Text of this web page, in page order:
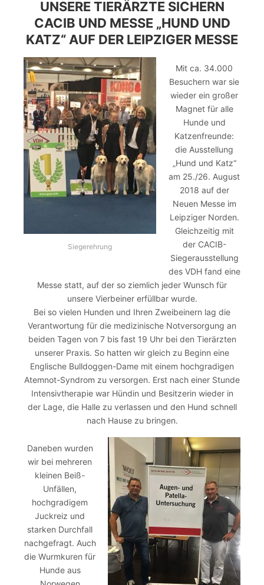
UNSERE TIERÄRZTE SICHERN
CACIB UND MESSE „HUND UND
KATZ“ AUF DER LEIPZIGER MESSE
Siegerehrung
Mit ca. 34.000
Besuchern war sie
wieder ein großer
Magnet für alle
Hunde und
Katzenfreunde:
die Ausstellung
„Hund und Katz“
am 25./26. August
2018 auf der
Neuen Messe im
Leipziger Norden.
Gleichzeitig mit
der CACIB-
Siegerausstellung
des VDH fand eine
Messe statt, auf der so ziemlich jeder Wunsch für
unsere Vierbeiner erfüllbar wurde.
Bei so vielen Hunden und Ihren Zweibeinern lag die
Verantwortung für die medizinische Notversorgung an
beiden Tagen von 7 bis fast 19 Uhr bei den Tierärzten
unserer Praxis. So hatten wir gleich zu Beginn eine
Englische Bulldoggen-Dame mit einem hochgradigen
Atemnot-Syndrom zu versorgen. Erst nach einer Stunde
Intensivtherapie war Hündin und Besitzerin wieder in
der Lage, die Halle zu verlassen und den Hund schnell
nach Hause zu bringen.
Daneben wurden
wir bei mehreren
kleinen Beiß-
Unfällen,
hochgradigem
Juckreiz und
starken Durchfall
nachgefragt. Auch
die Wurmkuren für
Hunde aus